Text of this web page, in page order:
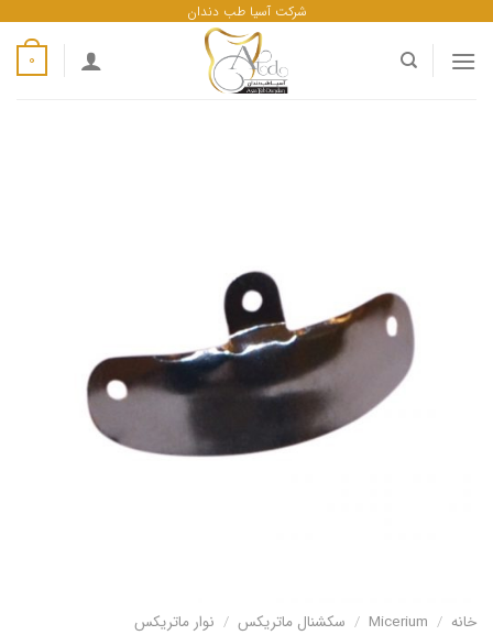
بروید
شرکت آسیا طب دندان
0
خانه /
Micerium
/ سکشنال ماتریکس / نوار ماتریکس